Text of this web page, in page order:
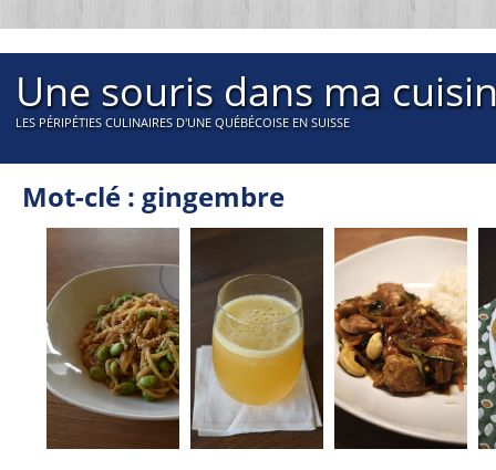
Une souris dans ma
LES PÉRIPÉTIES CULINAIRES D'UNE QUÉBÉCOISE EN SUISSE
Mot-clé : gingembre